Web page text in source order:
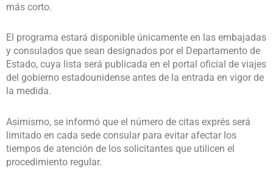
más corto.
El programa estará disponible únicamente en las embajadas
y consulados que sean designados por el Departamento de
Estado, cuya lista será publicada en el portal oficial de viajes
del gobierno estadounidense antes de la entrada en vigor de
la medida.
Asimismo, se informó que el número de citas exprés será
limitado en cada sede consular para evitar afectar los
tiempos de atención de los solicitantes que utilicen el
procedimiento regular.